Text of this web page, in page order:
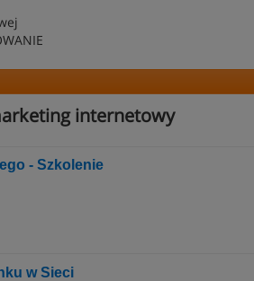
internetowy
- Szkolenie
w Sieci